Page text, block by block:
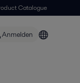
Catalogue
Anmelden